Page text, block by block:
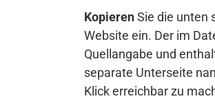
KopierenSie die unten
Website ein. Der im
Quellangabe und
separate Unterseite
Klick erreichbar zu